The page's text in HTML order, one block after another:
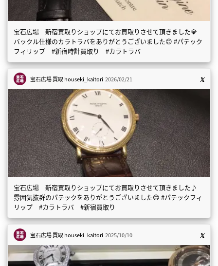
宝石広場 新宿買取りショップにてお買取りさせて頂きました💎
バックル仕様のカラトラバをありがとうございました😊 #パテック
フィリップ #新宿時計買取り #カラトラバ
宝石広場 買取houseki_kaitori 2026/02/21
宝石広場 新宿買取りショップにてお買取りさせて頂きました♪
雰囲気抜群のパテックをありがとうございました😊 #パテックフィ
リップ #カラトラバ #新宿買取り
宝石広場 買取houseki_kaitori 2025/10/10